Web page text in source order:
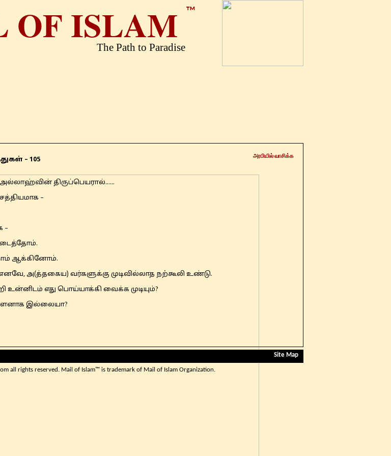
OF ISLAM ™
The Path to Paradise
all rights reserved. Mail of Islam™ is trademark of Mail of Islam Organization.
Site Map
– 105
திருப்பெயரால்......
–
–
ஆக்கினோம்.
அ(த்தகைய) வர்களுக்கு முடிவில்லாத நற்கூலி உண்டு.
உன்னிடம் எது பொய்யாக்கி வைக்க முடியும்?
இல்லையா?
அரபியில் வாசிக்க